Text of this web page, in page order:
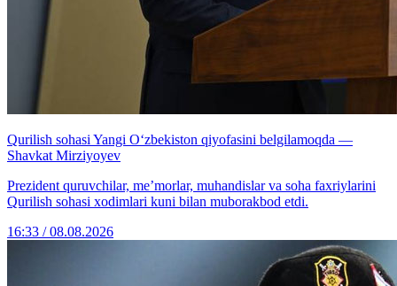
Qurilish sohasi Yangi O‘zbekiston qiyofasini belgilamoqda —
Shavkat Mirziyoyev
Prezident quruvchilar, me’morlar, muhandislar va soha faxriylarini
Qurilish sohasi xodimlari kuni bilan muborakbod etdi.
16:33 / 08.08.2026